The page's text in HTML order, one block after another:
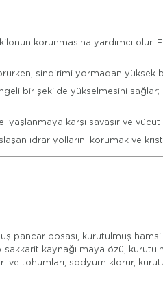
korunmasına yardımcı
sindirimi yormadan yüksek
bir şekilde yükselmesini
karşı savaşır ve vücut
idrar yollarını korumak ve
pancar posası, kurutulmuş
kaynağı maya özü,
tohumları, sodyum klorür,